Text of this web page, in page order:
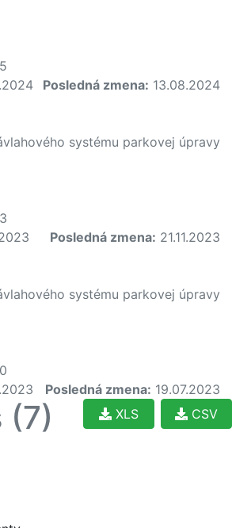
Posledná zmena: 13.08.2024
systému parkovej úpravy
Posledná zmena: 21.11.2023
systému parkovej úpravy
Posledná zmena: 19.07.2023
(7) CSV
XLS